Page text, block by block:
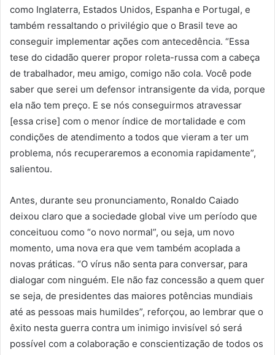
como Inglaterra, Estados Unidos, Espanha e Portugal, e
também ressaltando o privilégio que o Brasil teve ao
conseguir implementar ações com antecedência. “Essa
tese do cidadão querer propor roleta-russa com a cabeça
de trabalhador, meu amigo, comigo não cola. Você pode
saber que serei um defensor intransigente da vida, porque
ela não tem preço. E se nós conseguirmos atravessar
[essa crise] com o menor índice de mortalidade e com
condições de atendimento a todos que vieram a ter um
problema, nós recuperaremos a economia rapidamente”,
salientou.
Antes, durante seu pronunciamento, Ronaldo Caiado
deixou claro que a sociedade global vive um período que
conceituou como “o novo normal”, ou seja, um novo
momento, uma nova era que vem também acoplada a
novas práticas. “O vírus não senta para conversar, para
dialogar com ninguém. Ele não faz concessão a quem quer
se seja, de presidentes das maiores potências mundiais
até as pessoas mais humildes”, reforçou, ao lembrar que o
êxito nesta guerra contra um inimigo invisível só será
possível com a colaboração e conscientização de todos os